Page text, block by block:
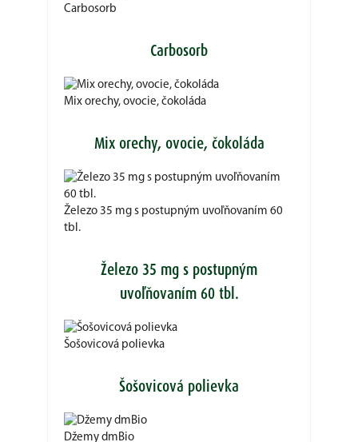
Carbosorb
Carbosorb
Mix orechy, ovocie, čokoláda
Mix orechy, ovocie, čokoláda
Železo 35 mg s postupným uvoľňovaním 60
tbl.
Železo 35 mg s postupným
uvoľňovaním 60 tbl.
Šošovicová polievka
Šošovicová polievka
Džemy dmBio